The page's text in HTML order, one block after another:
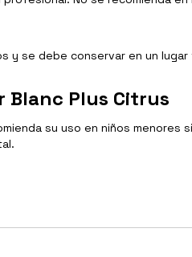
y se debe conservar en un
Plus Citrus
su uso en niños